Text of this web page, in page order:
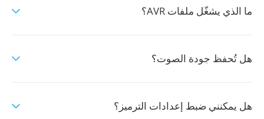
ما الذي يشغّل ملفات AVR؟
هل تُحفظ جودة الصوت؟
هل يمكنني ضبط إعدادات الترميز؟